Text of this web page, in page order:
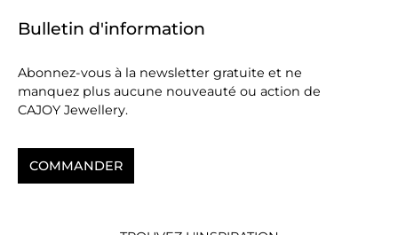
Bulletin d'information
Abonnez-vous à la newsletter gratuite et ne
manquez plus aucune nouveauté ou action de
CAJOY Jewellery.
COMMANDER